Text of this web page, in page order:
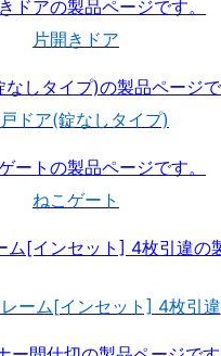
片開きドア
ドア(錠なしタイプ)
ねこゲート
ーム[インセット] 4枚引違